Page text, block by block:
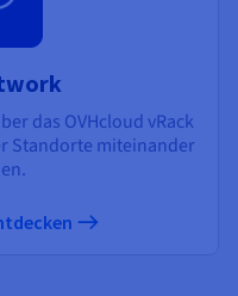
das OVHcloud vRack
Standorte miteinander